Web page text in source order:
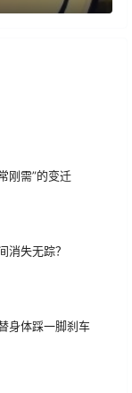
刚需”的变迁
消失无踪？
身体踩一脚刹车